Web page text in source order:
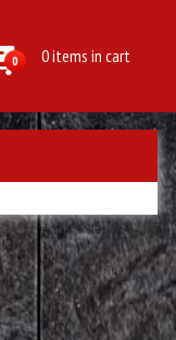
0 0 items in cart